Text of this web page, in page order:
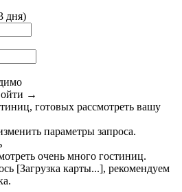
дня)
→
готовых рассмотреть вашу
параметры запроса.
очень много гостиниц.
[Загрузка карты...], рекомендуем
.